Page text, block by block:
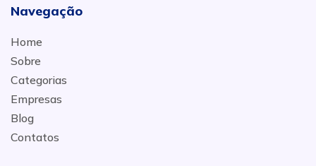
Navegação
Home
Sobre
Categorias
Empresas
Blog
Contatos